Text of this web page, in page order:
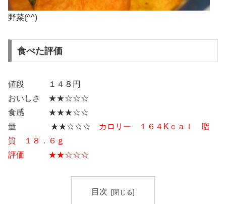
野菜(^^)
食べた評価
値段 １４８円
おいしさ ★★☆☆☆
食感 ★★★☆☆
量 ★★☆☆☆
カロリー １６４Kｃａｌ 脂
質 １８．６ｇ
評価 ★★☆☆☆
目次